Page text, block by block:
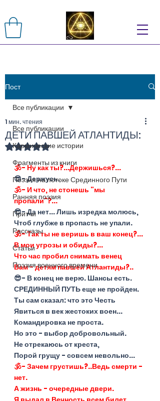
Пост
Все публикации
Кармические истории
Фрагменты из книги
Поэзия на потоке Срединного Пути
Ранняя поэзия
Притчи
Рассказы
Статьи
Поэзия военного времени
Все публикации
ДЕТИ ПАВШЕЙ АТЛАНТИДЫ:
1 мин. чтения
Оценка: не число из 5 звезд.
🕉- Ну как ты?...Держишься?...
😎- Держусь.
🕉- И что, не стонешь "мы
пропали"?...
😎- Да нет... Лишь изредка молюсь,
Чтоб глубже в пропасть не упали.
🕉- Так ты не веришь в ваш конец?...
В мои угрозы и обиды?...
Что час пробил снимать венец
Вам - детям павшей Атлантиды?..
😎- В конец не верю. Шансы есть.
СРЕДИННЫЙ ПУТЬ еще не пройден.
Ты сам сказал: что это Честь
Явиться в век жестоких воен...
Командировка не проста.
Но это - выбор добровольный.
Не отрекаюсь от креста,
Порой грущу - совсем невольно...
🕉- Зачем грустишь?..Ведь смерти -
нет.
А жизнь - очередные двери.